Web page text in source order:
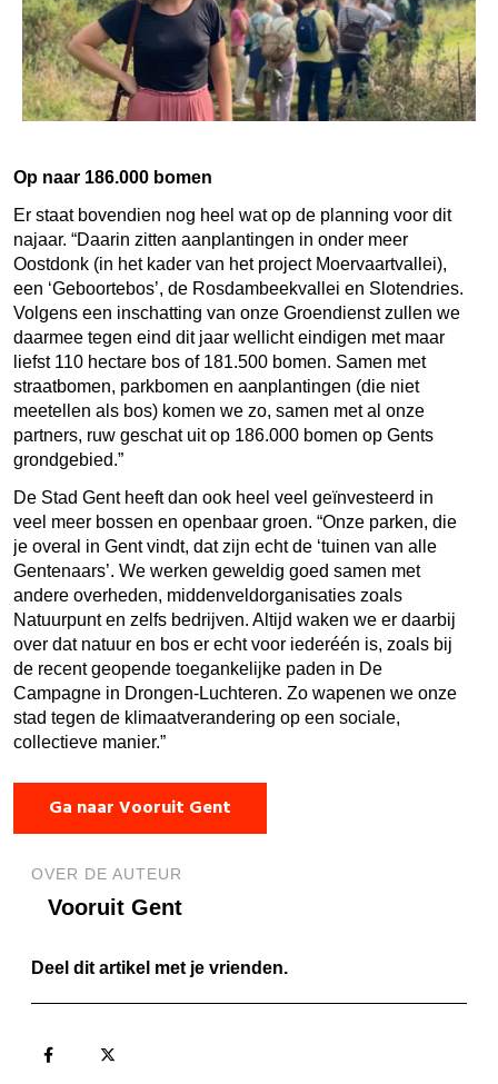
Op naar 186.000 bomen
Er staat bovendien nog heel wat op de planning voor dit
najaar. “Daarin zitten aanplantingen in onder meer
Oostdonk (in het kader van het project Moervaartvallei),
een ‘Geboortebos’, de Rosdambeekvallei en Slotendries.
Volgens een inschatting van onze Groendienst zullen we
daarmee tegen eind dit jaar wellicht eindigen met maar
liefst 110 hectare bos of 181.500 bomen. Samen met
straatbomen, parkbomen en aanplantingen (die niet
meetellen als bos) komen we zo, samen met al onze
partners, ruw geschat uit op 186.000 bomen op Gents
grondgebied.”
De Stad Gent heeft dan ook heel veel geïnvesteerd in
veel meer bossen en openbaar groen. “Onze parken, die
je overal in Gent vindt, dat zijn echt de ‘tuinen van alle
Gentenaars’. We werken geweldig goed samen met
andere overheden, middenveldorganisaties zoals
Natuurpunt en zelfs bedrijven. Altijd waken we er daarbij
over dat natuur en bos er echt voor iederéén is, zoals bij
de recent geopende toegankelijke paden in De
Campagne in Drongen-Luchteren. Zo wapenen we onze
stad tegen de klimaatverandering op een sociale,
collectieve manier.”
Ga naar Vooruit Gent
OVER DE AUTEUR
Vooruit Gent
Deel dit artikel met je vrienden.